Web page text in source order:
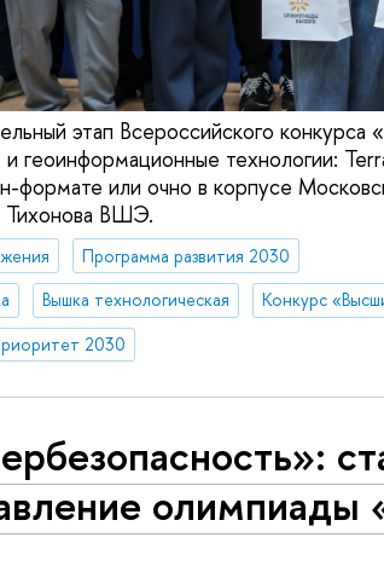
этап Всероссийского
геоинформационные технологии:
формате или очно в корпусе
Тихонова ВШЭ.
Программа развития 2030
Вышка технологическая
Конкурс
2030
олимпиады